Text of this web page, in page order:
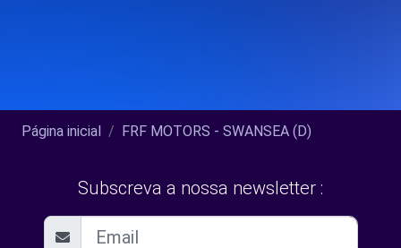
Página inicial FRF MOTORS - SWANSEA (D)
Subscreva a nossa newsletter :